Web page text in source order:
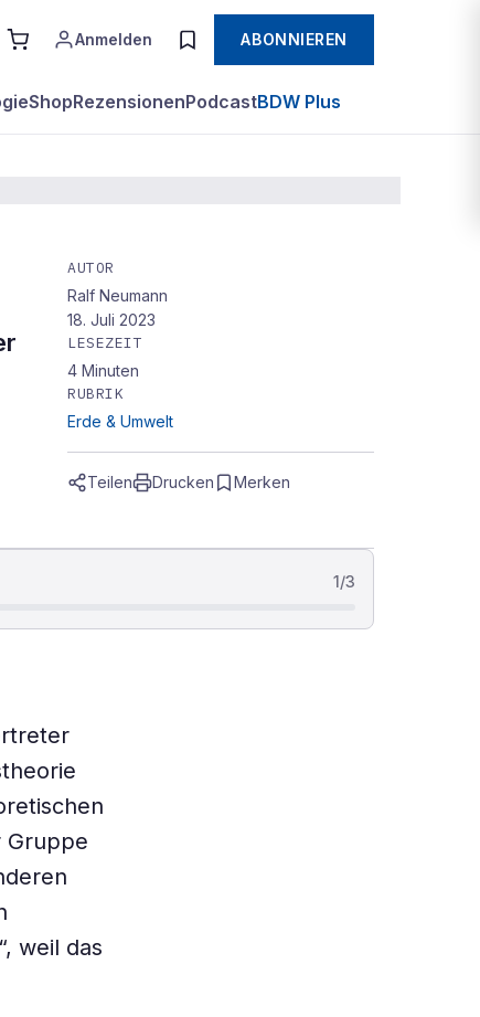
Anmelden ABONNIEREN
ShopRezensionenPodcastBDW Plus
AUTOR
Ralf Neumann
18. Juli 2023
LESEZEIT
4 Minuten
RUBRIK
Erde & Umwelt
Teilen Drucken Merken
1/3
Gruppe
weil das